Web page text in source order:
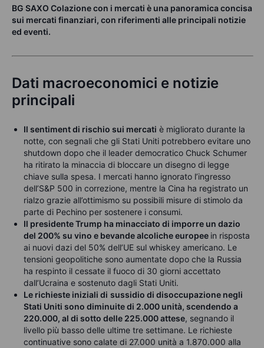
BG SAXO Colazione con i mercati è una panoramica concisa
sui mercati finanziari, con riferimenti alle principali notizie
ed eventi.
Dati macroeconomici e notizie
principali
Il sentiment di rischio sui mercati è migliorato durante la
notte, con segnali che gli Stati Uniti potrebbero evitare uno
shutdown dopo che il leader democratico Chuck Schumer
ha ritirato la minaccia di bloccare un disegno di legge
chiave sulla spesa. I mercati hanno ignorato l’ingresso
dell’S&P 500 in correzione, mentre la Cina ha registrato un
rialzo grazie all’ottimismo su possibili misure di stimolo da
parte di Pechino per sostenere i consumi.
Il presidente Trump ha minacciato di imporre un dazio
del 200% su vino e bevande alcoliche europee in risposta
ai nuovi dazi del 50% dell’UE sul whiskey americano. Le
tensioni geopolitiche sono aumentate dopo che la Russia
ha respinto il cessate il fuoco di 30 giorni accettato
dall’Ucraina e sostenuto dagli Stati Uniti.
Le richieste iniziali di sussidio di disoccupazione negli
Stati Uniti sono diminuite di 2.000 unità, scendendo a
220.000, al di sotto delle 225.000 attese, segnando il
livello più basso delle ultime tre settimane. Le richieste
continuative sono calate di 27.000 unità a 1.870.000 alla